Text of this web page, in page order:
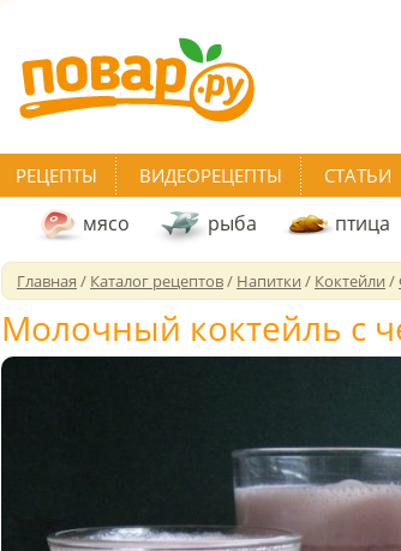
РЕЦЕПТЫ ВИДЕОРЕЦЕПТЫ СТАТЬИ
мясо рыба птица
Главная / Каталог рецептов/ Напитки / Коктейли /
Молочный коктейль с